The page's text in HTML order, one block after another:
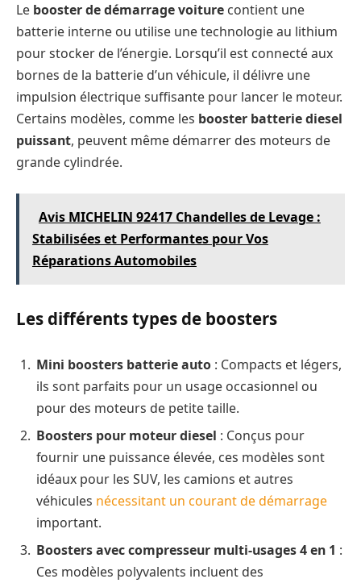
Le booster de démarrage voiture contient une
batterie interne ou utilise une technologie au lithium
pour stocker de l’énergie. Lorsqu’il est connecté aux
bornes de la batterie d’un véhicule, il délivre une
impulsion électrique suffisante pour lancer le moteur.
Certains modèles, comme les booster batterie diesel
puissant, peuvent même démarrer des moteurs de
grande cylindrée.
Avis MICHELIN 92417 Chandelles de Levage :
Stabilisées et Performantes pour Vos
Réparations Automobiles
Les différents types de boosters
Mini boosters batterie auto : Compacts et légers,
ils sont parfaits pour un usage occasionnel ou
pour des moteurs de petite taille.
Boosters pour moteur diesel : Conçus pour
fournir une puissance élevée, ces modèles sont
idéaux pour les SUV, les camions et autres
véhicules nécessitant un courant de démarrage
important.
Boosters avec compresseur multi-usages 4 en 1 :
Ces modèles polyvalents incluent des